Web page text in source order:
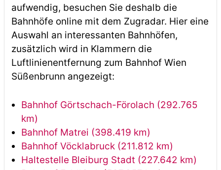
aufwendig, besuchen Sie deshalb die
Bahnhöfe online mit dem Zugradar. Hier eine
Auswahl an interessanten Bahnhöfen,
zusätzlich wird in Klammern die
Luftlinienentfernung zum Bahnhof Wien
Süßenbrunn angezeigt:
Bahnhof Görtschach-Förolach (292.765
km)
Bahnhof Matrei (398.419 km)
Bahnhof Vöcklabruck (211.812 km)
Haltestelle Bleiburg Stadt (227.642 km)